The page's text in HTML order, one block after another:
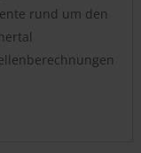
rund um den